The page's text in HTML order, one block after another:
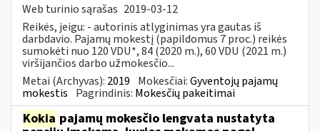
Web turinio sąrašas 2019-03-12
Reikės, jeigu: - autorinis atlyginimas yra gautas iš
darbdavio. Pajamų mokestį (papildomus 7 proc.) reikės
sumokėti nuo 120 VDU*, 84 (2020 m.), 60 VDU (2021 m.)
viršijančios darbo užmokesčio...
Metai (Archyvas): 2019 Mokesčiai:Gyventojų pajamų
mokestis Pagrindinis: Mokesčių pakeitimai
Kokia pajamų mokesčio lengvata nustatyta